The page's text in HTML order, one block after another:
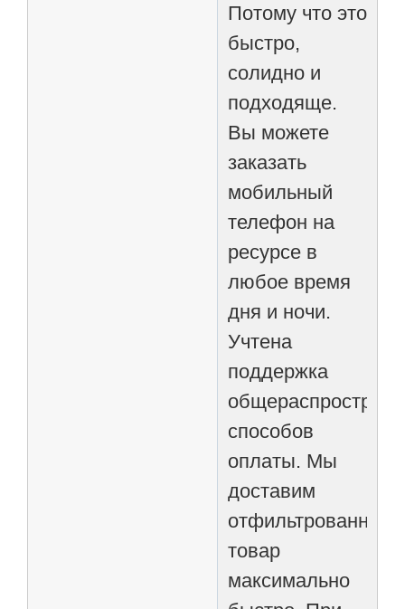
Потому что это
быстро,
солидно и
подходяще.
Вы можете
заказать
мобильный
телефон на
ресурсе в
любое время
дня и ночи.
Учтена
поддержка
способов
оплаты. Мы
доставим
отфильтрованный
товар
максимально